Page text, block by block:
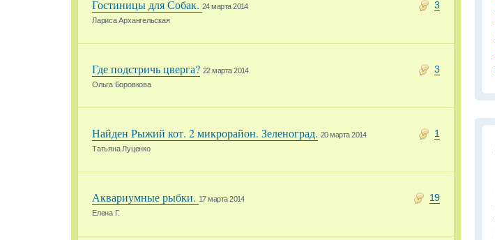
3
Гостиницы для Собак. 24 марта 2014
Лариса Архангельская
3
Где подстричь цверга? 22 марта 2014
Ольга Боровкова
1
Найден Рыжий кот. 2 микрорайон. Зеленоград. 20 марта 2014
Татьяна Луценко
19
Аквариумные рыбки. 17 марта 2014
Елена Г.